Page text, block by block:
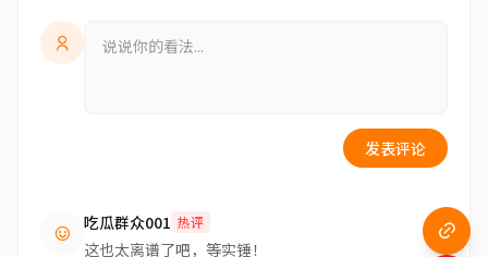
发表评论
吃瓜群众001 热评
这也太离谱了吧，等实锤！